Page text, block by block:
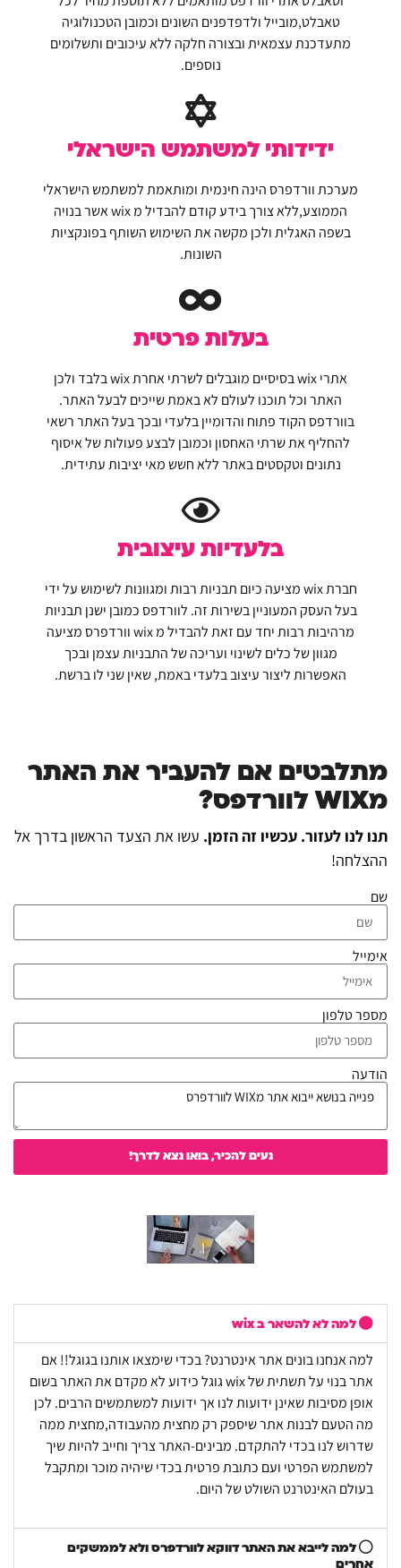
טאבלט,מובייל ולדפדפנים השונים וכמובן הטכנולוגיה
מתעדכנת עצמאית ובצורה חלקה ללא עיכובים ותשלומים
נוספים.
ידידותי למשתמש הישראלי
מערכת וורדפרס הינה חינמית ומותאמת למשתמש הישראלי
הממוצע,ללא צורך בידע קודם להבדיל מ wix אשר בנויה
בשפה האגלית ולכן מקשה את השימוש השותף בפונקציות
השונות.
בעלות פרטית
אתרי wix בסיסיים מוגבלים לשרתי אחרת wix בלבד ולכן
האתר וכל תוכנו לעולם לא באמת שייכים לבעל האתר.
בוורדפס הקוד פתוח והדומיין בלעדי ובכך בעל האתר רשאי
להחליף את שרתי האחסון וכמובן לבצע פעולות של איסוף
נתונים וטקסטים באתר ללא חשש מאי יציבות עתידית.
בלעדיות עיצובית
חברת wix מציעה כיום תבניות רבות ומגוונות לשימוש על ידי
בעל העסק המעוניין בשירות זה. לוורדפס כמובן ישנן תבניות
מרהיבות רבות יחד עם זאת להבדיל מ wix וורדפרס מציעה
מגוון של כלים לשינוי ועריכה של התבניות עצמן ובכך
האפשרות ליצור עיצוב בלעדי באמת, שאין שני לו ברשת.
מתלבטים אם להעביר את האתר
מWIX לוורדפס?
תנו לנו לעזור. עכשיו זה הזמן. עשו את הצעד הראשון בדרך אל
ההצלחה!
שם
אימייל
מספר טלפון
הודעה
נעים להכיר, בואו נצא לדרך!
למה לא להשאר ב wix
למה אנחנו בונים אתר אינטרנט? בכדי שימצאו אותנו בגוגל!! אם
אתר בנוי על תשתית של wix גוגל כידוע לא מקדם את האתר בשום
אופן מסיבות שאינן ידועות לנו אך ידועות למשתמשים הרבים. לכן
מה הטעם לבנות אתר שיספק רק מחצית מהעבודה,מחצית ממה
שדרוש לנו בכדי להתקדם. מבינים-האתר צריך וחייב להיות שיך
למשתמש הפרטי ועם כתובת פרטית בכדי שיהיה מוכר ומתקבל
בעולם האינטרנט השולט של היום.
למה לייבא את האתר דווקא לוורדפרס ולא לממשקים
אחרים